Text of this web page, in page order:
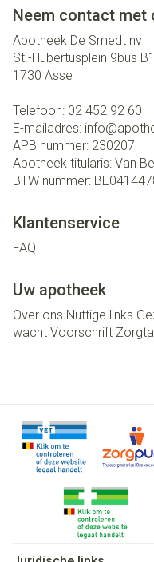
Neem contact met
Apotheek De Smedt nv
St.-Hubertusplein 9bus B1
1730 Asse
Telefoon: 02 452 92 60
E-mailadres: info@
APB nummer: 230207
Apotheek titularis: Van
BTW nummer:
Klantenservice
FAQ
Uw apotheek
Over ons Nuttige links
wacht Voorschrift